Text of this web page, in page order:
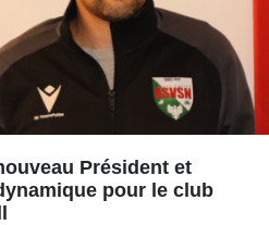
Président et
pour le club